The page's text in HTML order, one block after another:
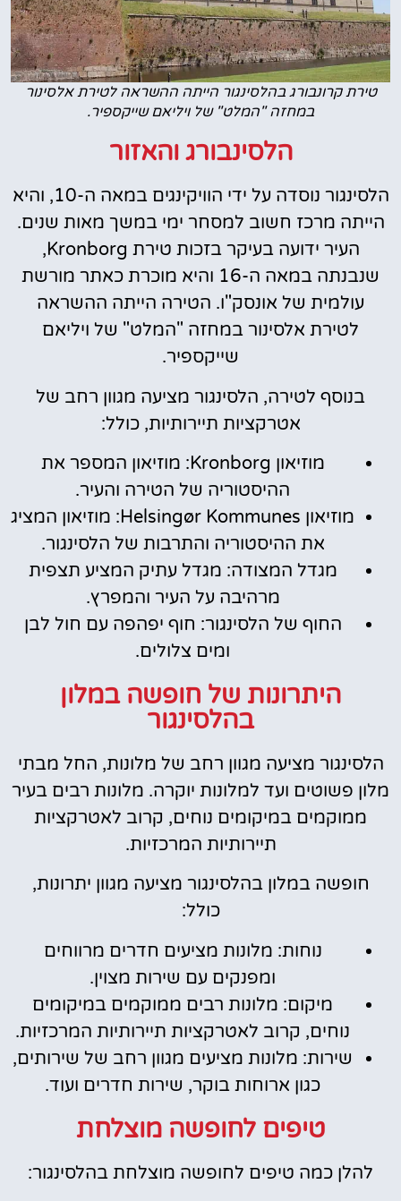
טירת קרונבורג בהלסינגור הייתה ההשראה לטירת אלסינור
במחזה "המלט" של ויליאם שייקספיר.
הלסינבורג והאזור
הלסינגור נוסדה על ידי הוויקינגים במאה ה-10, והיא
הייתה מרכז חשוב למסחר ימי במשך מאות שנים.
העיר ידועה בעיקר בזכות טירת Kronborg,
שנבנתה במאה ה-16 והיא מוכרת כאתר מורשת
עולמית של אונסק"ו. הטירה הייתה ההשראה
לטירת אלסינור במחזה "המלט" של ויליאם
שייקספיר.
בנוסף לטירה, הלסינגור מציעה מגוון רחב של
אטרקציות תיירותיות, כולל:
מוזיאון Kronborg: מוזיאון המספר את
ההיסטוריה של הטירה והעיר.
מוזיאון Helsingør Kommunes: מוזיאון המציג
את ההיסטוריה והתרבות של הלסינגור.
מגדל המצודה: מגדל עתיק המציע תצפית
מרהיבה על העיר והמפרץ.
החוף של הלסינגור: חוף יפהפה עם חול לבן
ומים צלולים.
היתרונות של חופשה במלון
בהלסינגור
הלסינגור מציעה מגוון רחב של מלונות, החל מבתי
מלון פשוטים ועד למלונות יוקרה. מלונות רבים בעיר
ממוקמים במיקומים נוחים, קרוב לאטרקציות
תיירותיות המרכזיות.
חופשה במלון בהלסינגור מציעה מגוון יתרונות,
כולל:
נוחות: מלונות מציעים חדרים מרווחים
ומפנקים עם שירות מצוין.
מיקום: מלונות רבים ממוקמים במיקומים
נוחים, קרוב לאטרקציות תיירותיות המרכזיות.
שירות: מלונות מציעים מגוון רחב של שירותים,
כגון ארוחות בוקר, שירות חדרים ועוד.
טיפים לחופשה מוצלחת
להלן כמה טיפים לחופשה מוצלחת בהלסינגור: